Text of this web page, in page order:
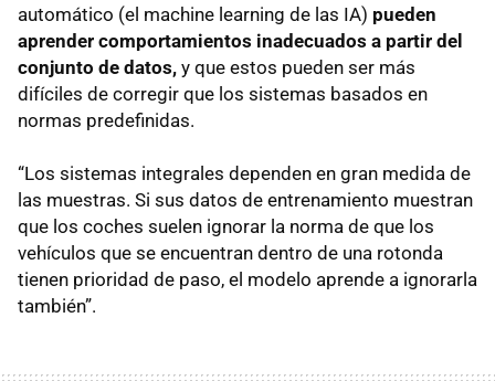
automático (el machine learning de las IA) pueden
aprender comportamientos inadecuados a partir del
conjunto de datos, y que estos pueden ser más
difíciles de corregir que los sistemas basados en
normas predefinidas.
“Los sistemas integrales dependen en gran medida de
las muestras. Si sus datos de entrenamiento muestran
que los coches suelen ignorar la norma de que los
vehículos que se encuentran dentro de una rotonda
tienen prioridad de paso, el modelo aprende a ignorarla
también”.